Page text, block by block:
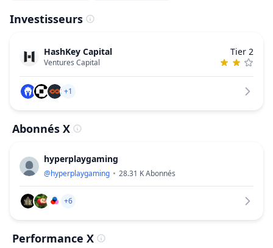
Investisseurs
HashKey Capital
Ventures Capital
Tier 2
+1
Abonnés X
hyperplaygaming
@hyperplaygaming 28.31 KAbonnés
+6
Performance X